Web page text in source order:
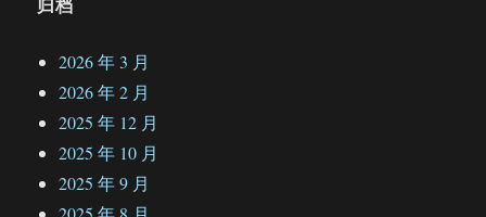
2026 年 3 月
2026 年 2 月
2025 年 12 月
2025 年 10 月
2025 年 9 月